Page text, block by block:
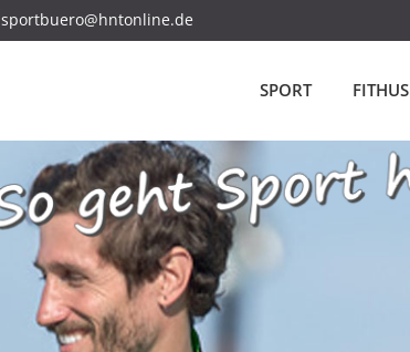
sportbuero@hntonline.de
SPORT FITHUS